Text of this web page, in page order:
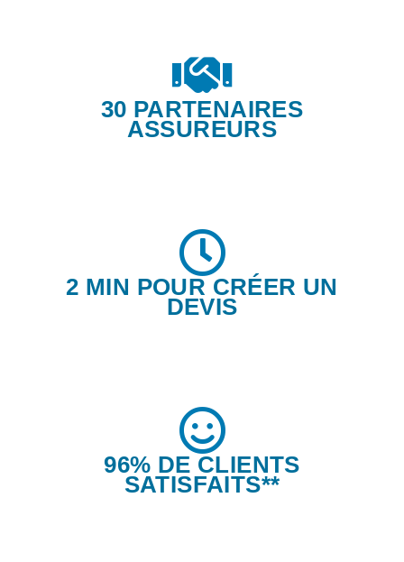
30 PARTENAIRES
ASSUREURS
2 MIN POUR CRÉER UN
DEVIS
96% DE CLIENTS
SATISFAITS**